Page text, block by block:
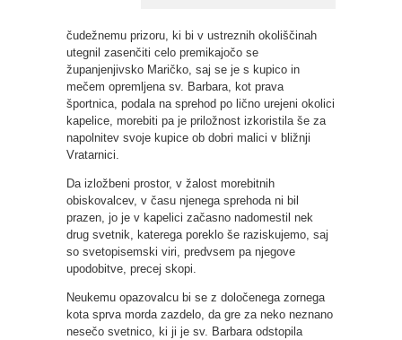
čudežnemu prizoru, ki bi v ustreznih okoliščinah
utegnil zasenčiti celo premikajočo se
županjenjivsko Maričko, saj se je s kupico in
mečem opremljena sv. Barbara, kot prava
športnica, podala na sprehod po lično urejeni okolici
kapelice, morebiti pa je priložnost izkoristila še za
napolnitev svoje kupice ob dobri malici v bližnji
Vratarnici.
Da izložbeni prostor, v žalost morebitnih
obiskovalcev, v času njenega sprehoda ni bil
prazen, jo je v kapelici začasno nadomestil nek
drug svetnik, katerega poreklo še raziskujemo, saj
so svetopisemski viri, predvsem pa njegove
upodobitve, precej skopi.
Neukemu opazovalcu bi se z določenega zornega
kota sprva morda zazdelo, da gre za neko neznano
nesečo svetnico, ki ji je sv. Barbara odstopila